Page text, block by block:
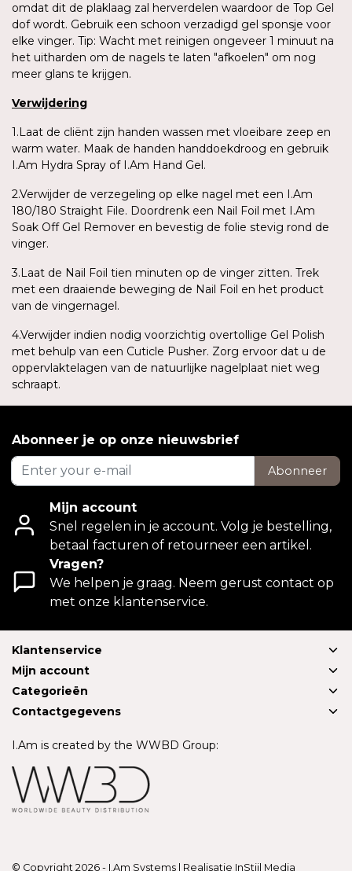
omdat dit de plaklaag zal herverdelen waardoor de Top Gel
dof wordt. Gebruik een schoon verzadigd gel sponsje voor
elke vinger. Tip: Wacht met reinigen ongeveer 1 minuut na
het uitharden om de nagels te laten "afkoelen" om nog
meer glans te krijgen.
Verwijdering
1.Laat de cliënt zijn handen wassen met vloeibare zeep en
warm water. Maak de handen handdoekdroog en gebruik
I.Am Hydra Spray of I.Am Hand Gel.
2.Verwijder de verzegeling op elke nagel met een I.Am
180/180 Straight File. Doordrenk een Nail Foil met I.Am
Soak Off Gel Remover en bevestig de folie stevig rond de
vinger.
3.Laat de Nail Foil tien minuten op de vinger zitten. Trek
met een draaiende beweging de Nail Foil en het product
van de vingernagel.
4.Verwijder indien nodig voorzichtig overtollige Gel Polish
met behulp van een Cuticle Pusher. Zorg ervoor dat u de
oppervlaktelagen van de natuurlijke nagelplaat niet weg
schraapt.
Abonneer je op onze nieuwsbrief
Abonneer
Mijn account
Snel regelen in je account. Volg je bestelling,
betaal facturen of retourneer een artikel.
Vragen?
We helpen je graag. Neem gerust contact op
met onze klantenservice.
Klantenservice
Mijn account
Categorieën
Contactgegevens
I.Am is created by the WWBD Group:
© Copyright 2026 - I.Am Systems | Realisatie InStijl Media